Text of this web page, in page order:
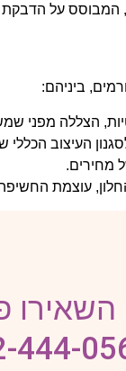
המבוסס על
ביניהם:
הצללה מפני
העיצוב הכללי
מחירים.
עוצמת
השאירו
444-